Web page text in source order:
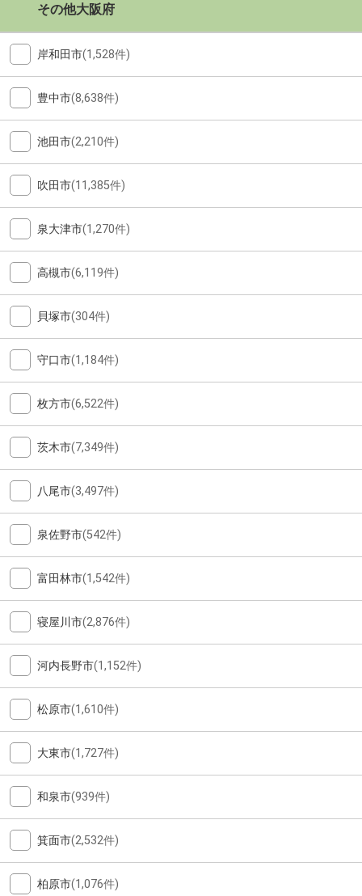
その他大阪府
岸和田市(1,528件)
豊中市(8,638件)
池田市(2,210件)
吹田市(11,385件)
泉大津市(1,270件)
高槻市(6,119件)
貝塚市(304件)
守口市(1,184件)
枚方市(6,522件)
茨木市(7,349件)
八尾市(3,497件)
泉佐野市(542件)
富田林市(1,542件)
寝屋川市(2,876件)
河内長野市(1,152件)
松原市(1,610件)
大東市(1,727件)
和泉市(939件)
箕面市(2,532件)
柏原市(1,076件)